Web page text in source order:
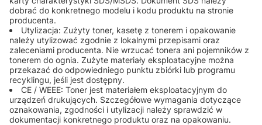
dobrać do konkretnego modelu i kodu produktu na stronie
producenta.
Utylizacja: Zużyty toner, kasetę z tonerem i opakowanie
należy utylizować zgodnie z lokalnymi przepisami oraz
zaleceniami producenta. Nie wrzucać tonera ani pojemników z
tonerem do ognia. Zużyte materiały eksploatacyjne można
przekazać do odpowiedniego punktu zbiórki lub programu
recyklingu, jeśli jest dostępny.
CE / WEEE: Toner jest materiałem eksploatacyjnym do
urządzeń drukujących. Szczegółowe wymagania dotyczące
oznakowania, zgodności i utylizacji należy sprawdzić w
dokumentacji konkretnego produktu oraz na opakowaniu.